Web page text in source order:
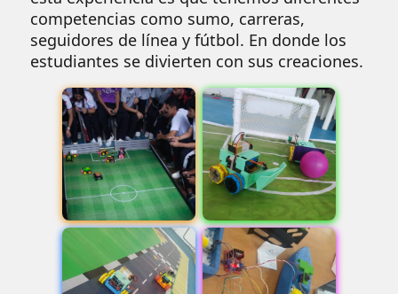
competencias como sumo, carreras,
seguidores de línea y fútbol. En donde los
estudiantes se divierten con sus creaciones.